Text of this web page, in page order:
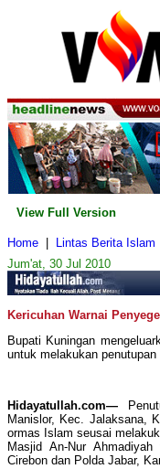
View Full Version
Home
Lintas Berita Islam
Jum'at, 30 Jul 2010
Kericuhan Warnai
Bupati Kuningan
untuk melakukan
Hidayatullah.com—
Manislor, Kec. Jalaksana,
ormas Islam seusai
Masjid An-Nur
Cirebon dan Polda Jabar,